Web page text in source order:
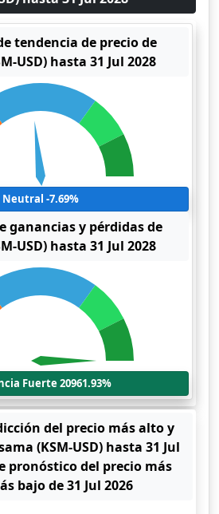
tendencia de precio de
USD) hasta 31 Jul 2028
Neutral -7.69%
ganancias y pérdidas de
USD) hasta 31 Jul 2028
Fuerte 20961.93%
del precio más alto y
(KSM-USD) hasta 31 Jul
pronóstico del precio más
bajo de 31 Jul 2026